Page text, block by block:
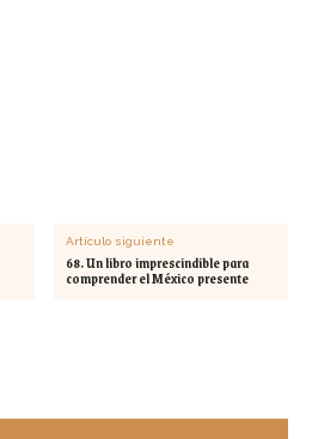
Artículo siguiente
68. Un libro imprescindible para
comprender el México presente